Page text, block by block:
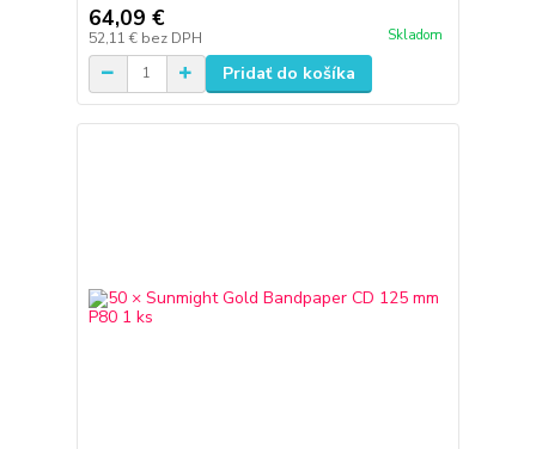
64,09 €
52,11 € bez DPH Skladom
Pridať do košíka